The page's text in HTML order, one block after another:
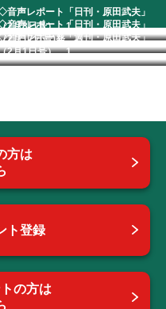
音声レポート「日刊・原田武夫」
2月8日号） 1...
音声レポート「日刊・原田武夫」
2月17日号)発...
音声レポート「週刊・原田武夫」
2月1日号） 1...
方は
ト登録
の方は